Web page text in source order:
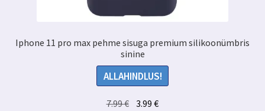
Iphone 11 pro max pehme sisuga premium silikoonümbris
sinine
ALLAHINDLUS!
7.99€ Algne
3.99€Praegune